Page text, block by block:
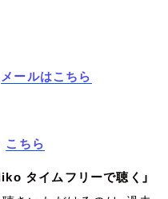
メールはこちら
こちら
タイムフリーで聴く」